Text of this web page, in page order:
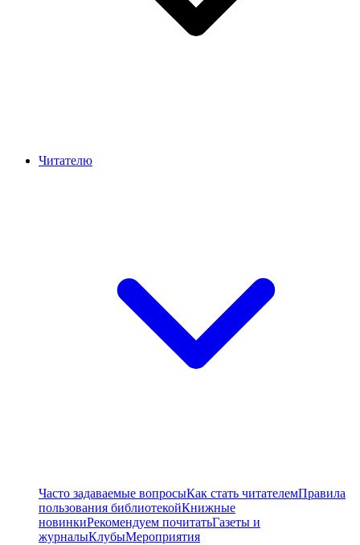
Читателю
Часто задаваемые вопросыКак стать читателемПравила
пользования библиотекойКнижные
новинкиРекомендуем почитатьГазеты и
журналыКлубыМероприятия